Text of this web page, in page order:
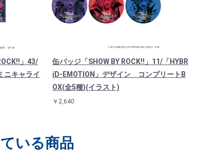
」43/
ニキャライ
缶バッジ「SHOW BY ROCK!!」11/「HYBR
iD-EMOTION」デザイン コンプリートB
OX(全5種)(イラスト)
￥2,640
いる商品